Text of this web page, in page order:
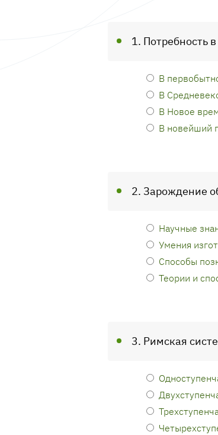
1. Потребность
В
В
В Новое
В новейший
2. Зарождение
Научные
Умения
Способы
Теории и
3. Римская